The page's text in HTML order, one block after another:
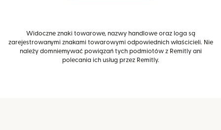
Widoczne znaki towarowe, nazwy handlowe oraz loga są
zarejestrowanymi znakami towarowymi odpowiednich właścicieli. Nie
należy domniemywać powiązań tych podmiotów z Remitly ani
polecania ich usług przez Remitly.